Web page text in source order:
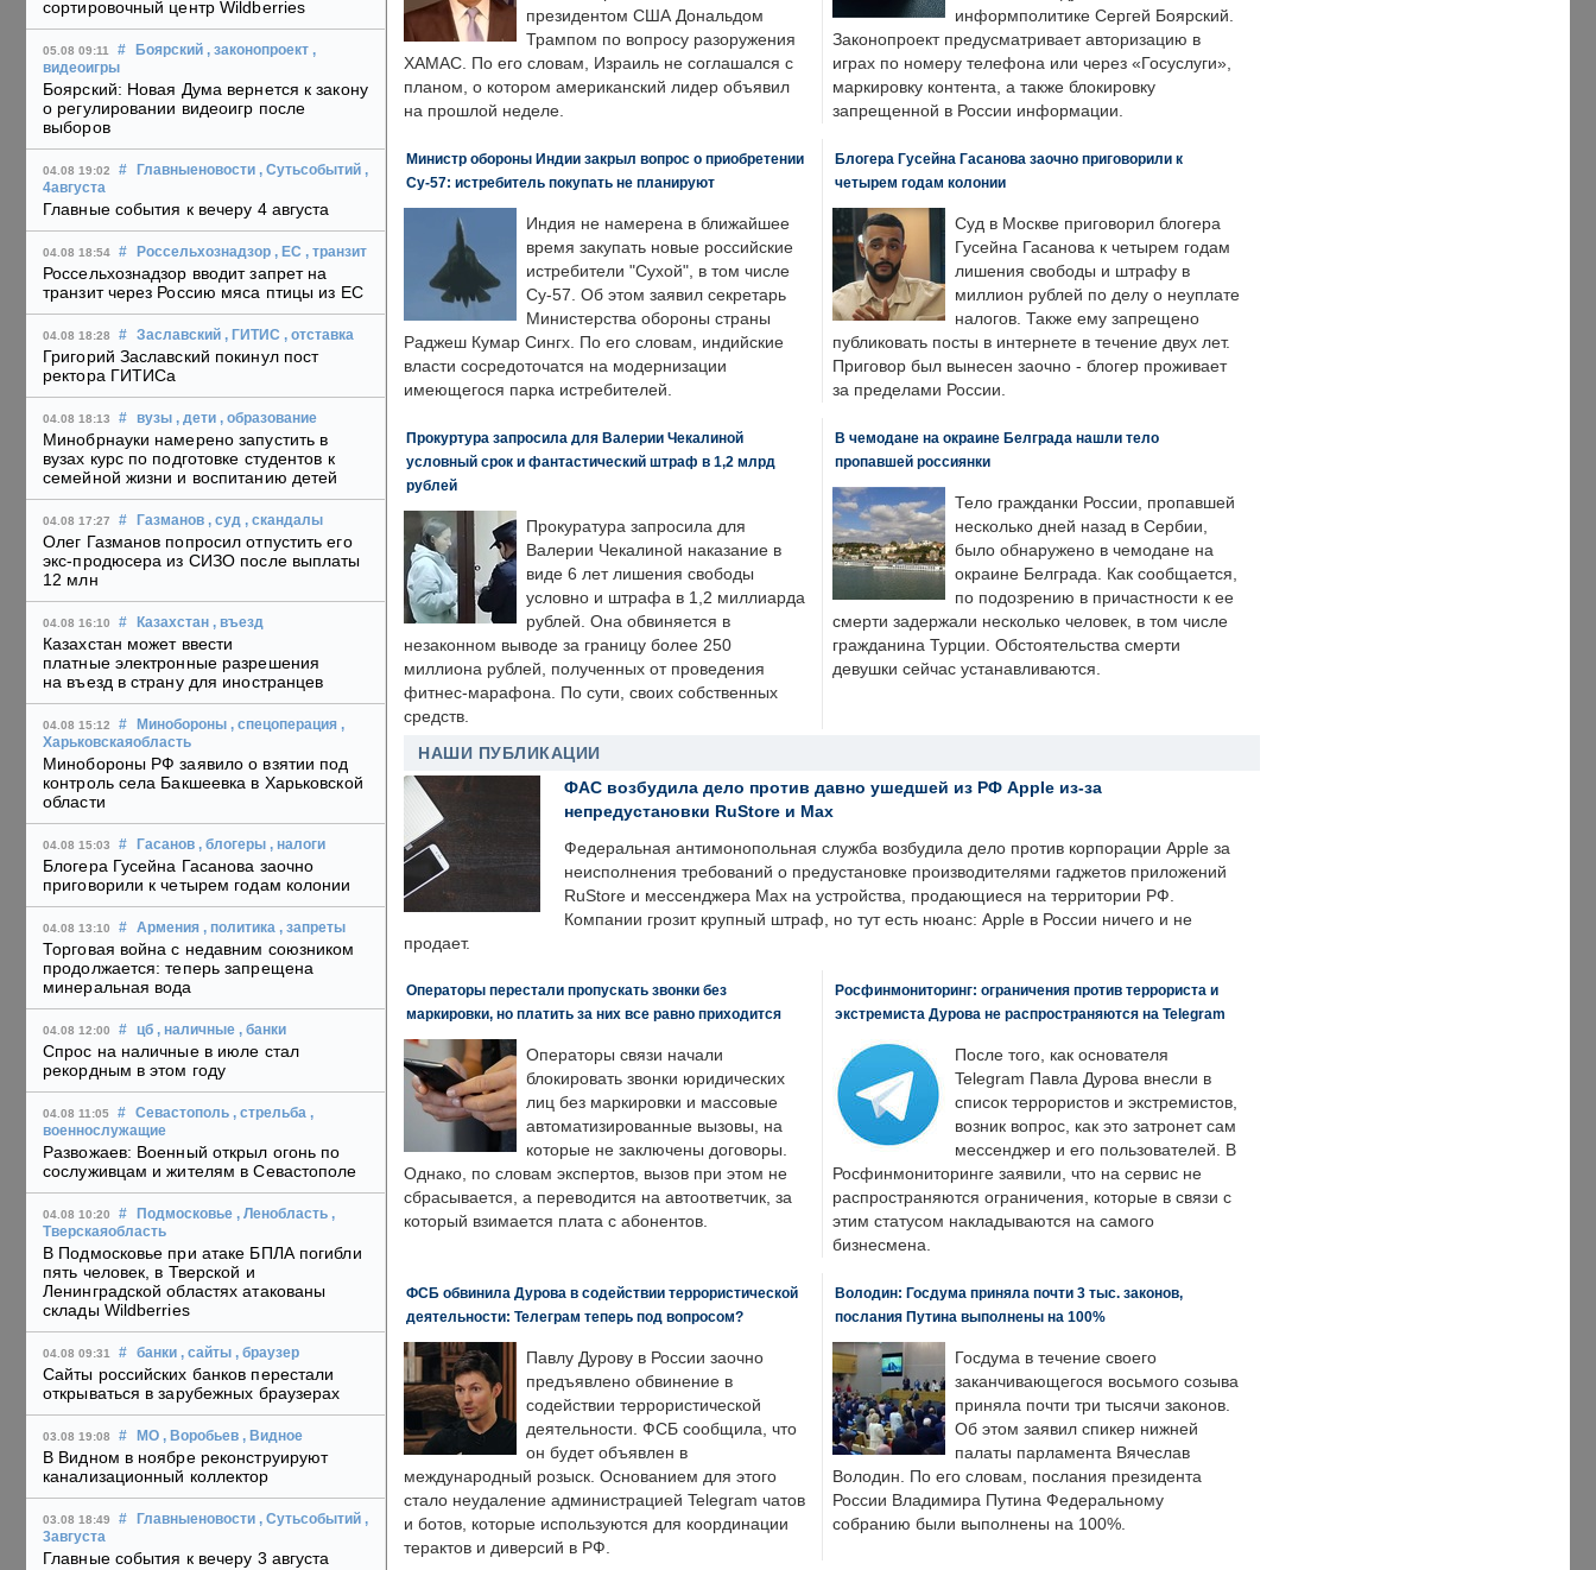
сортировочный центр Wildberries
05.08 09:11 # Боярский , законопроект ,
видеоигры
Боярский: Новая Дума вернется к закону
о регулировании видеоигр после
выборов
04.08 19:02 # Главныеновости , Сутьсобытий ,
4августа
Главные события к вечеру 4 августа
04.08 18:54 # Россельхознадзор , ЕС , транзит
Россельхознадзор вводит запрет на
транзит через Россию мяса птицы из ЕС
04.08 18:28 # Заславский , ГИТИС , отставка
Григорий Заславский покинул пост
ректора ГИТИСа
04.08 18:13 # вузы , дети , образование
Минобрнауки намерено запустить в
вузах курс по подготовке студентов к
семейной жизни и воспитанию детей
04.08 17:27 # Газманов , суд , скандалы
Олег Газманов попросил отпустить его
экс-продюсера из СИЗО после выплаты
12 млн
04.08 16:10 # Казахстан , въезд
Казахстан может ввести
платные электронные разрешения
на въезд в страну для иностранцев
04.08 15:12 # Минобороны , спецоперация ,
Харьковскаяобласть
Минобороны РФ заявило о взятии под
контроль села Бакшеевка в Харьковской
области
04.08 15:03 # Гасанов , блогеры , налоги
Блогера Гусейна Гасанова заочно
приговорили к четырем годам колонии
04.08 13:10 # Армения , политика , запреты
Торговая война с недавним союзником
продолжается: теперь запрещена
минеральная вода
04.08 12:00 # цб , наличные , банки
Спрос на наличные в июле стал
рекордным в этом году
04.08 11:05 # Севастополь , стрельба ,
военнослужащие
Развожаев: Военный открыл огонь по
сослуживцам и жителям в Севастополе
04.08 10:20 # Подмосковье , Ленобласть ,
Тверскаяобласть
В Подмосковье при атаке БПЛА погибли
пять человек, в Тверской и
Ленинградской областях атакованы
склады Wildberries
04.08 09:31 # банки , сайты , браузер
Сайты российских банков перестали
открываться в зарубежных браузерах
03.08 19:08 # МО , Воробьев , Видное
В Видном в ноябре реконструируют
канализационный коллектор
03.08 18:49 # Главныеновости , Сутьсобытий ,
3августа
Главные события к вечеру 3 августа
президентом США Дональдом
Трампом по вопросу разоружения
ХАМАС. По его словам, Израиль не соглашался с
планом, о котором американский лидер объявил
на прошлой неделе.
информполитике Сергей Боярский.
Законопроект предусматривает авторизацию в
играх по номеру телефона или через «Госуслуги»,
маркировку контента, а также блокировку
запрещенной в России информации.
Министр обороны Индии закрыл вопрос о приобретении
Су-57: истребитель покупать не планируют
Индия не намерена в ближайшее
время закупать новые российские
истребители "Сухой", в том числе
Су-57. Об этом заявил секретарь
Министерства обороны страны
Раджеш Кумар Сингх. По его словам, индийские
власти сосредоточатся на модернизации
имеющегося парка истребителей.
Блогера Гусейна Гасанова заочно приговорили к
четырем годам колонии
Суд в Москве приговорил блогера
Гусейна Гасанова к четырем годам
лишения свободы и штрафу в
миллион рублей по делу о неуплате
налогов. Также ему запрещено
публиковать посты в интернете в течение двух лет.
Приговор был вынесен заочно - блогер проживает
за пределами России.
Прокуртура запросила для Валерии Чекалиной
условный срок и фантастический штраф в 1,2 млрд
рублей
Прокуратура запросила для
Валерии Чекалиной наказание в
виде 6 лет лишения свободы
условно и штрафа в 1,2 миллиарда
рублей. Она обвиняется в
незаконном выводе за границу более 250
миллиона рублей, полученных от проведения
фитнес-марафона. По сути, своих собственных
средств.
В чемодане на окраине Белграда нашли тело
пропавшей россиянки
Тело гражданки России, пропавшей
несколько дней назад в Сербии,
было обнаружено в чемодане на
окраине Белграда. Как сообщается,
по подозрению в причастности к ее
смерти задержали несколько человек, в том числе
гражданина Турции. Обстоятельства смерти
девушки сейчас устанавливаются.
НАШИ ПУБЛИКАЦИИ
ФАС возбудила дело против давно ушедшей из РФ Apple из-за
непредустановки RuStore и Max
Федеральная антимонопольная служба возбудила дело против корпорации Apple за
неисполнения требований о предустановке производителями гаджетов приложений
RuStore и мессенджера Max на устройства, продающиеся на территории РФ.
Компании грозит крупный штраф, но тут есть нюанс: Apple в России ничего и не
продает.
Операторы перестали пропускать звонки без
маркировки, но платить за них все равно приходится
Операторы связи начали
блокировать звонки юридических
лиц без маркировки и массовые
автоматизированные вызовы, на
которые не заключены договоры.
Однако, по словам экспертов, вызов при этом не
сбрасывается, а переводится на автоответчик, за
который взимается плата с абонентов.
Росфинмониторинг: ограничения против террориста и
экстремиста Дурова не распространяются на Telegram
После того, как основателя
Telegram Павла Дурова внесли в
список террористов и экстремистов,
возник вопрос, как это затронет сам
мессенджер и его пользователей. В
Росфинмониторинге заявили, что на сервис не
распространяются ограничения, которые в связи с
этим статусом накладываются на самого
бизнесмена.
ФСБ обвинила Дурова в содействии террористической
деятельности: Телеграм теперь под вопросом?
Павлу Дурову в России заочно
предъявлено обвинение в
содействии террористической
деятельности. ФСБ сообщила, что
он будет объявлен в
международный розыск. Основанием для этого
стало неудаление администрацией Telegram чатов
и ботов, которые используются для координации
терактов и диверсий в РФ.
Володин: Госдума приняла почти 3 тыс. законов,
послания Путина выполнены на 100%
Госдума в течение своего
заканчивающегося восьмого созыва
приняла почти три тысячи законов.
Об этом заявил спикер нижней
палаты парламента Вячеслав
Володин. По его словам, послания президента
России Владимира Путина Федеральному
собранию были выполнены на 100%.